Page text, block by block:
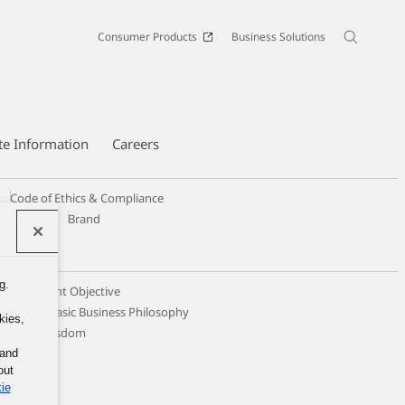
Information Careers
Consumer Products Business Solutions
Code of Ethics & Compliance
Brand
Objective
the Basic Business Philosophy
Wisdom